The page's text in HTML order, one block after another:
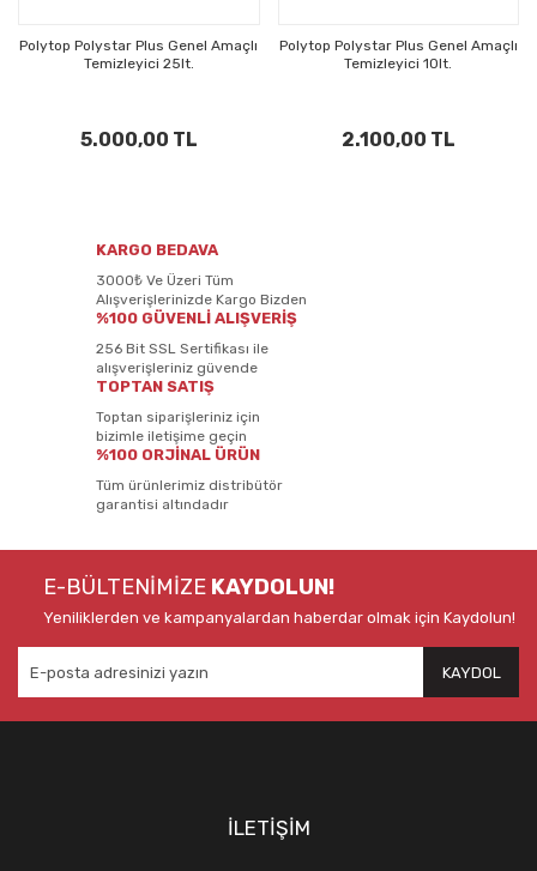
Polytop Polystar Plus Genel Amaçlı
Temizleyici 25lt.
5.000,00 TL
Polytop Polystar Plus Genel Amaçlı
Temizleyici 10lt.
2.100,00 TL
KARGO BEDAVA
3000₺ Ve Üzeri Tüm
Alışverişlerinizde Kargo Bizden
%100 GÜVENLİ ALIŞVERİŞ
256 Bit SSL Sertifikası ile
alışverişleriniz güvende
TOPTAN SATIŞ
Toptan siparişleriniz için
bizimle iletişime geçin
%100 ORJİNAL ÜRÜN
Tüm ürünlerimiz distribütör
garantisi altındadır
E-BÜLTENİMİZE KAYDOLUN!
Yeniliklerden ve kampanyalardan haberdar olmak için Kaydolun!
KAYDOL
İLETİŞİM